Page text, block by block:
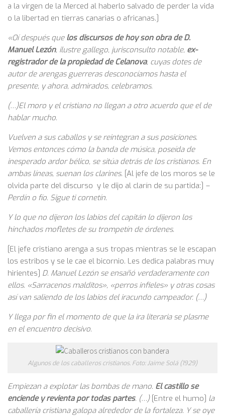
a la virgen de la Merced al haberlo salvado de perder la vida
o la libertad en tierras canarias o africanas.]
«Oí después que los discursos de hoy son obra de D.
Manuel Lezón, ilustre gallego, jurisconsulto notable, ex-
registrador de la propiedad de Celanova, cuyas dotes de
autor de arengas guerreras desconocíamos hasta el
presente, y ahora, admirados, celebramos.
(…)El moro y el cristiano no llegan a otro acuerdo que el de
hablar mucho.
Vuelven a sus caballos y se reintegran a sus posiciones.
Vemos entonces cómo la banda de música, poseída de
inesperado ardor bélico, se sitúa detrás de los cristianos. En
ambas líneas, suenan los clarines. [Al jefe de los moros se le
olvida parte del discurso y le dijo al clarín de su partida:] –
Perdín o fío. Sigue ti cornetín.
Y lo que no dijeron los labios del capitán lo dijeron los
hinchados mofletes de su trompetín de órdenes.
[El jefe cristiano arenga a sus tropas mientras se le escapan
los estribos y se le cae el bicornio. Les dedica palabras muy
hirientes] D. Manuel Lezón se ensañó verdaderamente con
ellos. «Sarracenos malditos», «perros infieles» y otras cosas
así van saliendo de los labios del iracundo campeador. (…)
Y llega por fin el momento de que la ira literaria se plasme
en el encuentro decisivo.
Algunos de los caballeros cristianos. Foto: Jaime Solá (1929)
Empiezan a explotar las bombas de mano. El castillo se
enciende y revienta por todas partes. (…) [Entre el humo] la
caballería cristiana galopa alrededor de la fortaleza. Y se oye